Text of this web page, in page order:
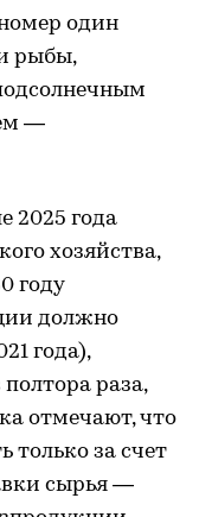
один
рыбы,
—
2025 года
хозяйства,
году
должно
года),
раза,
отмечают, что
только за счет
сырья —